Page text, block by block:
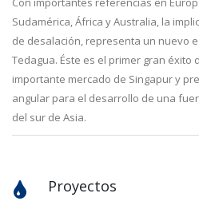
Sudamérica, África y Australia, la
de desalación, representa un nuevo
Tedagua. Éste es el primer gran éxito
importante mercado de Singapur y
angular para el desarrollo de una
del sur de Asia.
Proyectos